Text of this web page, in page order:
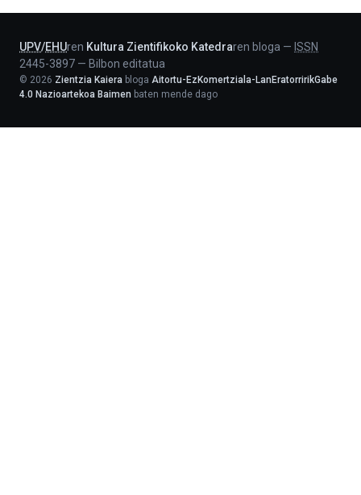
UPV/EHUren Kultura Zientifikoko Katedraren bloga — ISSN
2445-3897 — Bilbon editatua
© 2026 Zientzia Kaiera bloga Aitortu-EzKomertziala-LanEratorririkGabe
4.0 Nazioartekoa Baimen baten mende dago